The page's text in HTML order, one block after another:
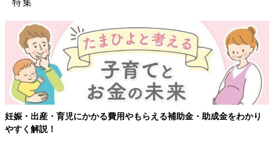
妊娠・出産・育児にかかる費用やもらえる補助金・助成金をわかり
やすく解説！